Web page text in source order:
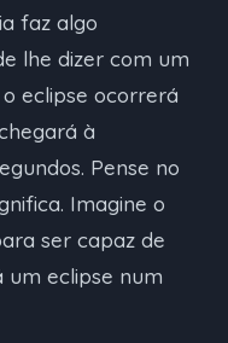
faz algo
lhe dizer com um
eclipse ocorrerá
à
Pense no
Imagine o
ser capaz de
um eclipse num